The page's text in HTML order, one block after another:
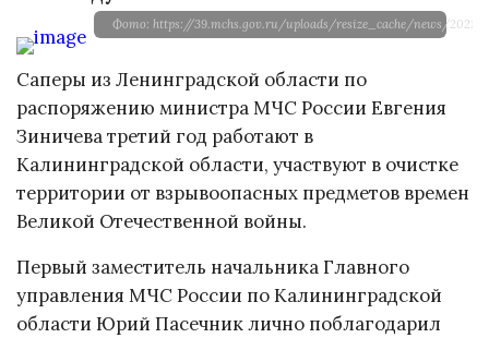
Фото: https://39.mchs.gov.ru/uploads/resize_cache/news/2021-
Саперы из Ленинградской области по
распоряжению министра МЧС России Евгения
Зиничева третий год работают в
Калининградской области, участвуют в очистке
территории от взрывоопасных предметов времен
Великой Отечественной войны.
Первый заместитель начальника Главного
управления МЧС России по Калининградской
области Юрий Пасечник лично поблагодарил